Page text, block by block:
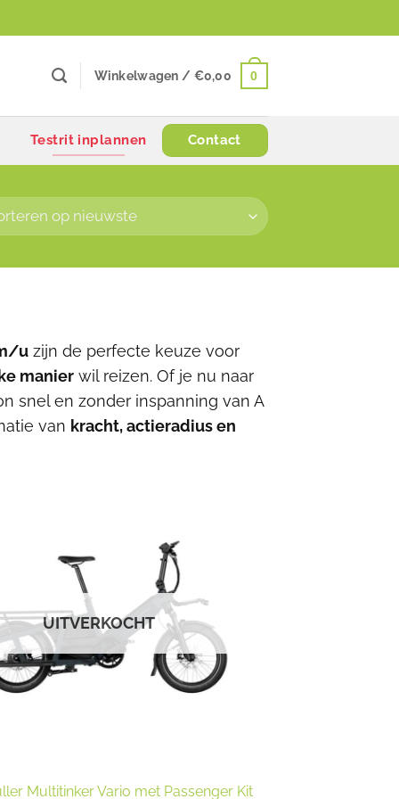
Winkelwagen / €0,00 0
Testrit inplannen Contact
u zijn de perfecte keuze voor
manier wil reizen. Of je nu naar
snel en zonder inspanning van A
van kracht, actieradius en
UITVERKOCHT
Multitinker Vario met Passenger Kit